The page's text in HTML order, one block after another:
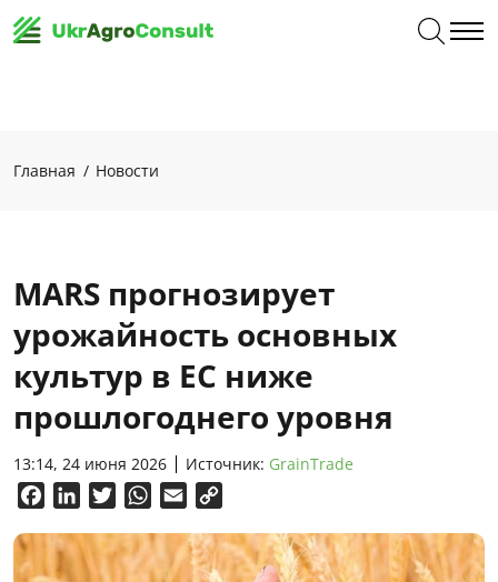
Главная Новости
MARS прогнозирует
урожайность основных
культур в ЕС ниже
прошлогоднего уровня
13:14, 24 июня 2026 Источник: GrainTrade
FacebookLinkedInTwitterWhatsApp
Email